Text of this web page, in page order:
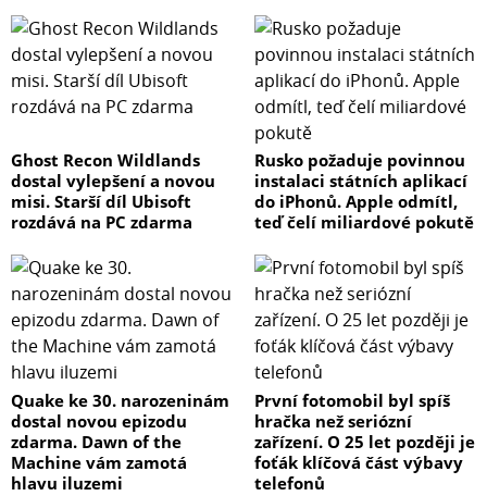
Ghost Recon Wildlands
dostal vylepšení a novou
misi. Starší díl Ubisoft
rozdává na PC zdarma
Rusko požaduje povinnou
instalaci státních aplikací
do iPhonů. Apple odmítl,
teď čelí miliardové pokutě
Quake ke 30. narozeninám
dostal novou epizodu
zdarma. Dawn of the
Machine vám zamotá
hlavu iluzemi
První fotomobil byl spíš
hračka než seriózní
zařízení. O 25 let později je
foťák klíčová část výbavy
telefonů